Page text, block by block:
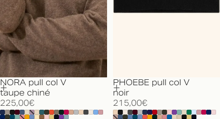
NORA pull col V
taupe chiné
225,00€
PHOEBE pull col V
noir
215,00€